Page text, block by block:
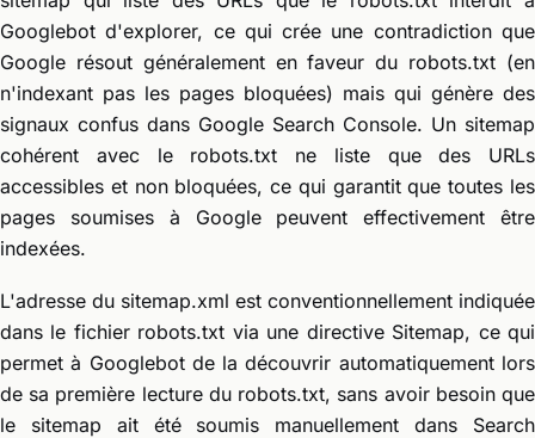
Googlebot d'explorer, ce qui crée une contradiction que
Google résout généralement en faveur du robots.txt (en
n'indexant pas les pages bloquées) mais qui génère des
signaux confus dans Google Search Console. Un sitemap
cohérent avec le robots.txt ne liste que des URLs
accessibles et non bloquées, ce qui garantit que toutes les
pages soumises à Google peuvent effectivement être
indexées.
L'adresse du sitemap.xml est conventionnellement indiquée
dans le fichier robots.txt via une directive Sitemap, ce qui
permet à Googlebot de la découvrir automatiquement lors
de sa première lecture du robots.txt, sans avoir besoin que
le sitemap ait été soumis manuellement dans Search